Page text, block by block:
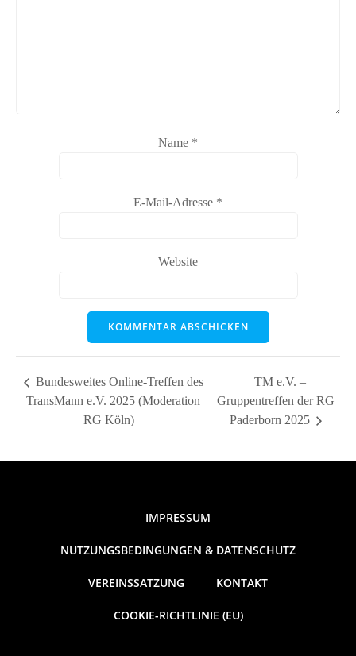
Name *
E-Mail-Adresse *
Website
Bundesweites Online-Treffen des
TransMann e.V. 2025 (Moderation
RG Köln)
TM e.V. –
Gruppentreffen der RG
Paderborn 2025
IMPRESSUM
NUTZUNGSBEDINGUNGEN & DATENSCHUTZ
VEREINSSATZUNG KONTAKT
COOKIE-RICHTLINIE (EU)